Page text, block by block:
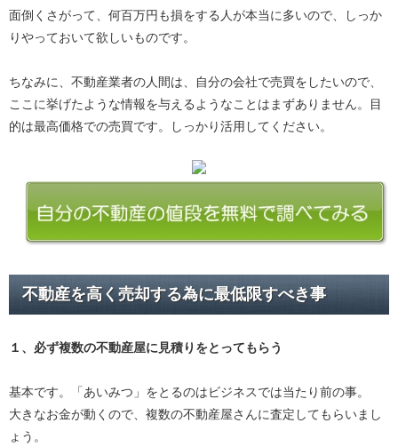
面倒くさがって、何百万円も損をする人が本当に多いので、しっか
りやっておいて欲しいものです。
ちなみに、不動産業者の人間は、自分の会社で売買をしたいので、
ここに挙げたような情報を与えるようなことはまずありません。目
的は最高価格での売買です。しっかり活用してください。
不動産を高く売却する為に最低限すべき事
１、必ず複数の不動産屋に見積り をとってもらう
基本です。「あいみつ」をとるのはビジネスでは当たり前の事。
大きなお金が動くので、複数の不動産屋さんに査定してもらいまし
ょう。